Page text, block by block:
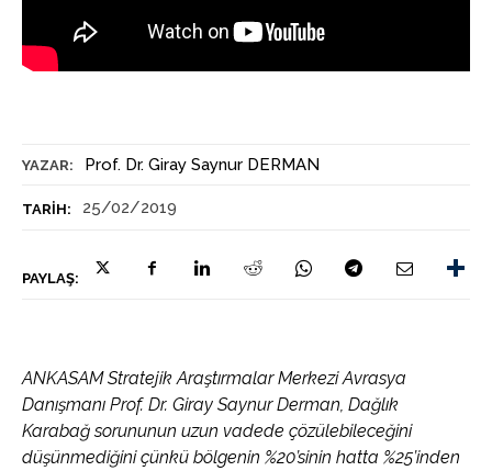
YAZAR: Prof. Dr. Giray Saynur DERMAN
TARIH: 25/02/2019
PAYLAŞ:
ANKASAM Stratejik Araştırmalar Merkezi Avrasya
Danışmanı Prof. Dr. Giray Saynur Derman, Dağlık
Karabağ sorununun uzun vadede çözülebileceğini
düşünmediğini çünkü bölgenin %20’sinin hatta %25’inden